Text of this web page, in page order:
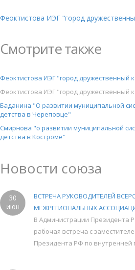
Феоктистова ИЭГ "город
Смотрите также
Феоктистова ИЭГ "город дружественный
Феоктистова ИЭГ "город дружественный
Баданина "О развитии муниципальной
детства в Череповце"
Смирнова "о развитии муниципальной
детства в Костроме"
Новости союза
30
июн
ВСТРЕЧА РУКОВОДИТЕЛЕЙ
МЕЖРЕГИОНАЛЬНЫХ
В Администрации Президента
рабочая встреча с
Президента РФ по внутренней